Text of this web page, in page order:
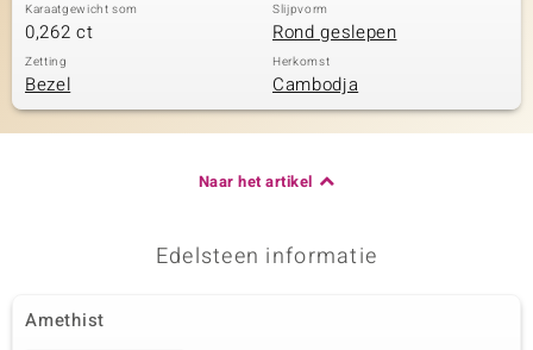
Karaatgewicht som
0,262 ct
Slijpvorm
Rond geslepen
Zetting
Bezel
Herkomst
Cambodja
Naar het artikel
Edelsteen informatie
Amethist